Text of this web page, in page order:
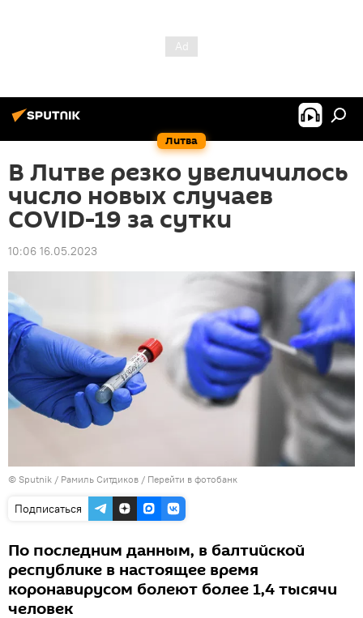
Литва
В Литве резко увеличилось
число новых случаев
COVID-19 за сутки
10:06 16.05.2023
© Sputnik / Рамиль Ситдиков / Перейти в фотобанк
Подписаться
По последним данным, в балтийской
республике в настоящее время
коронавирусом болеют более 1,4 тысячи
человек